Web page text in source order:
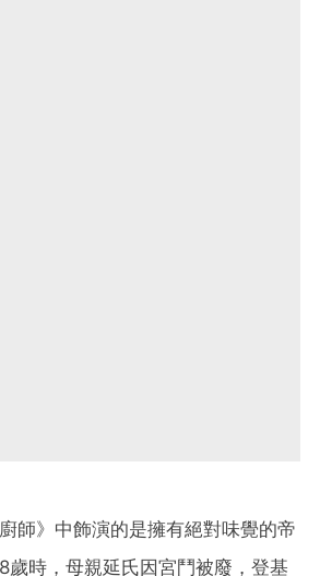
師》中飾演的是擁有絕對味覺的帝
歲時，母親延氏因宮鬥被廢，登基